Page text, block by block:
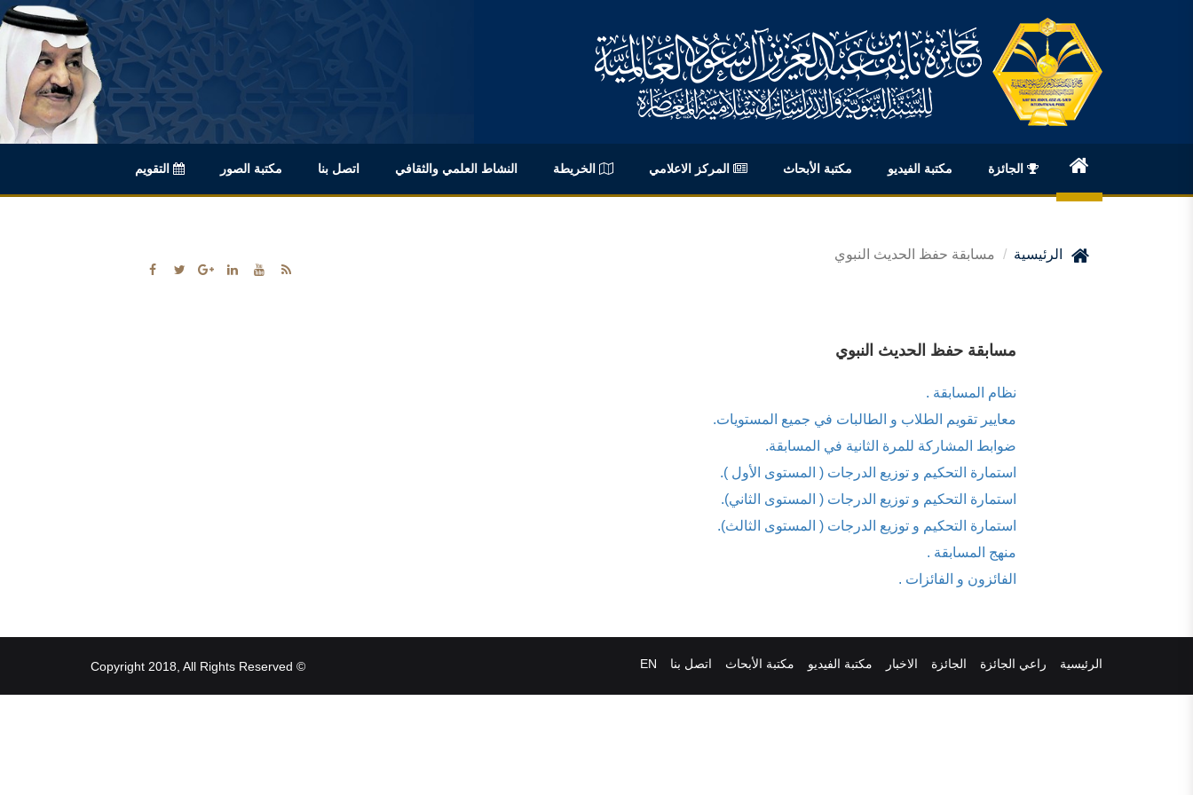
الجائزة مكتبة الفيديو مكتبة الأبحاث المركز الاعلامي الخريطة النشاط العلمي والثقافي اتصل بنا مكتبة الصور التقويم
الرئيسية مسابقة حفظ الحديث النبوي
مسابقة حفظ الحديث النبوي
نظام المسابقة .
معايير تقويم الطلاب و الطالبات في جميع المستويات.
ضوابط المشاركة للمرة الثانية في المسابقة.
استمارة التحكيم و توزيع الدرجات ( المستوى الأول ).
استمارة التحكيم و توزيع الدرجات ( المستوى الثاني).
استمارة التحكيم و توزيع الدرجات ( المستوى الثالث).
منهج المسابقة .
الفائزون و الفائزات .
الرئيسية راعي الجائزة الجائزة الاخبار مكتبة الفيديو مكتبة الأبحاث اتصل بنا EN
© Copyright 2018, All Rights Reserved